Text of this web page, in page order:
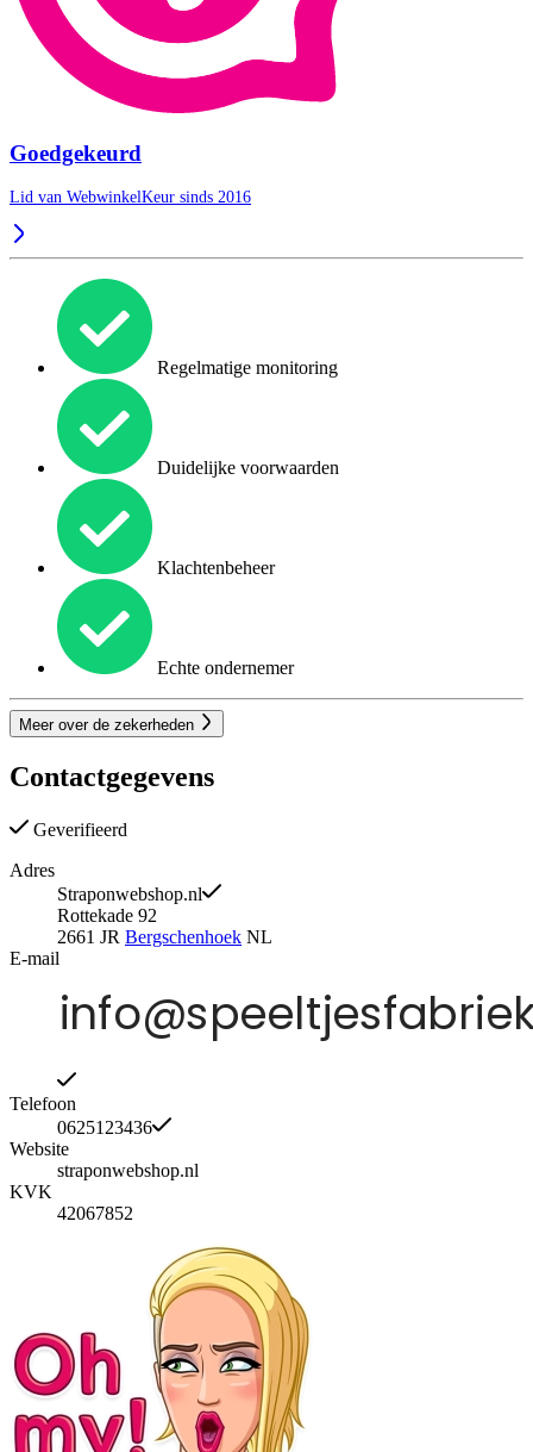
Goedgekeurd
Lid van WebwinkelKeur sinds 2016
Regelmatige monitoring
Duidelijke voorwaarden
Klachtenbeheer
Echte ondernemer
Meer over de zekerheden
Contactgegevens
Geverifieerd
Adres
Straponwebshop.nl
Rottekade 92
2661 JR Bergschenhoek NL
E-mail
Telefoon
0625123436
Website
straponwebshop.nl
KVK
42067852